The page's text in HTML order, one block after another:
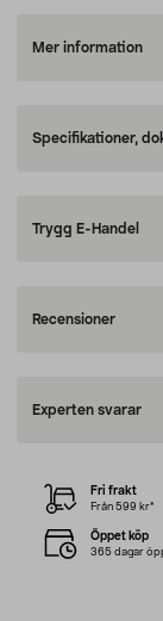
Mer information
Specifikationer,
Trygg E-Handel
Recensioner
Experten svarar
Fri frakt
Från 599 kr*
Öppet köp
365 dagar